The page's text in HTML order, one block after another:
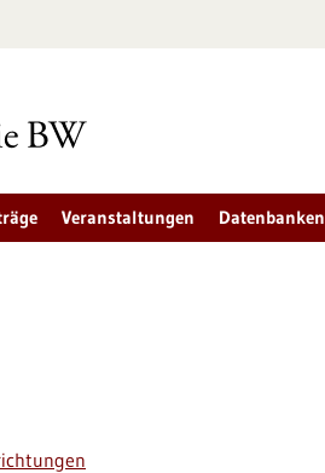
Veranstaltungen Datenbanken